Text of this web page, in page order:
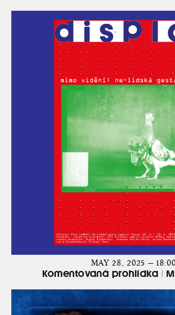
MAY 28, 2025 — 18:00
Komentovaná prohlídka |